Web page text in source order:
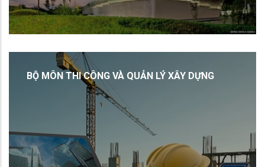
BỘ MÔN THI CÔNG VÀ QUẢN LÝ XÂY DỰNG